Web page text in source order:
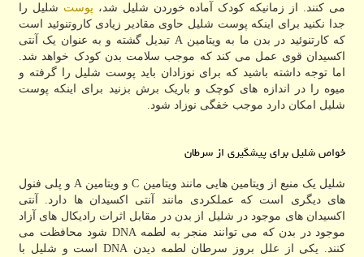
می کنند. از زمانیکه کودک آماده خوردن شلیل شد، پوست شلیل را
جدا نکنید برای اینکه پوست شلیل حاوی مقادیر زیادی کاروتنوئید است
که کارتنوئید در بدن ما به ویتامین A تبدیل گشته و به عنوان یک آنتی
اکسیدان قوی عمل می کند که موجب سلامت بدن کودک خواهد شد.
اما توجه داشته باشید که برای نوزادان باید پوست شلیل را گرفته و
میوه را در اندازه های کوچک و باریک برش بزنید برای اینکه پوست
شلیل امکان دارد موجب خفگی نوزاد شود.
خواص شلیل برای پیشگیری از سرطان
شلیل یک منبع از ویتامین هایی مانند ویتامین C و ویتامین A و پلی فنول
های دیگری است که عملکردی مانند آنتی اکسیدان ها دارد. آنتی
اکسیدان های موجود در شلیل از بدن در مقابل اثرات رادیکال های آزاد
موجود در بدن که می توانند منجر به لطمه DNA شود محافظت می
کنند. یکی از علل بروز سرطان لطمه دیدن DNA است و شلیل با